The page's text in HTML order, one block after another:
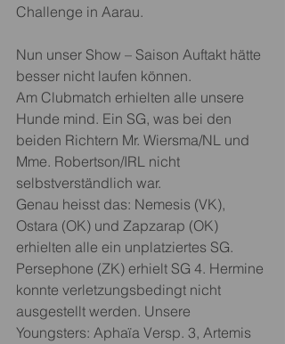
Challenge in Aarau.
Nun unser Show – Saison Auftakt hätte
besser nicht laufen können.
Am Clubmatch erhielten alle unsere
Hunde mind. Ein SG, was bei den
beiden Richtern Mr. Wiersma/NL und
Mme. Robertson/IRL nicht
selbstverständlich war.
Genau heisst das: Nemesis (VK),
Ostara (OK) und Zapzarap (OK)
erhielten alle ein unplatziertes SG.
Persephone (ZK) erhielt SG 4. Hermine
konnte verletzungsbedingt nicht
ausgestellt werden. Unsere
Youngsters: Aphaïa Versp. 3, Artemis